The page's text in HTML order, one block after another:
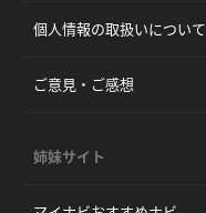
個人情報の取扱いについて
ご意見・ご感想
姉妹サイト